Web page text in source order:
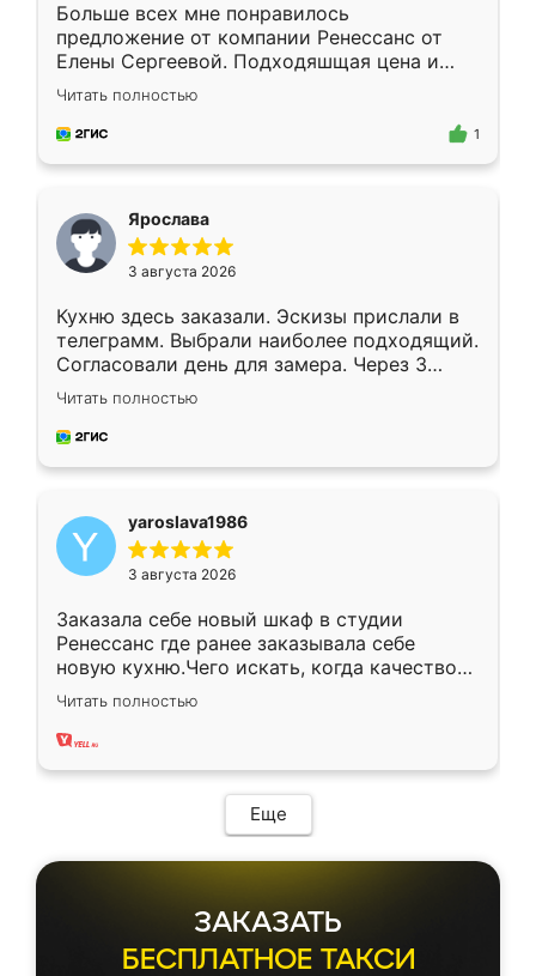
Больше всех мне понравилось
предложение от компании Ренессанс от
Елены Сергеевой. Подходяшщая цена и
короткие сроки изготовления. Приехавший
для замера сотрудник Владислав
предложил по моему эскизу самый
Читать полностью
1
Ярослава
3 августа 2026
Кухню здесь заказали. Эскизы прислали в
телеграмм. Выбрали наиболее подходящий.
Согласовали день для замера. Через 3
недели кухня была уже готова. Остались
довольны работой. Спасибо Ренессанс
мебель за качественную работу!
Читать полностью
yaroslava1986
3 августа 2026
Заказала себе новый шкаф в студии
Ренессанс где ранее заказывала себе
новую кухню.Чего искать, когда качеством
вполне довольна. Служит кухня уже почти
два года, нареканий нет.
Читать полностью
Еще
ЗАКАЗАТЬ
БЕСПЛАТНОЕ ТАКСИ